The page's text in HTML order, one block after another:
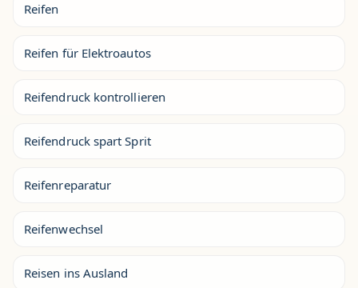
Reifen
Reifen für Elektroautos
Reifendruck kontrollieren
Reifendruck spart Sprit
Reifenreparatur
Reifenwechsel
Reisen ins Ausland